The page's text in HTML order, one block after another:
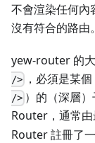
不會渲染任何內
沒有符合的路由。
yew-router 的
/>
，必須是某
/> ）的（深層
Router，通常
Router 註冊了